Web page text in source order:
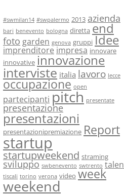
#swmilan14 #swpalermo 2013 azienda
bari benevento bologna diretta end
foto garden genova gruppi Idee
imprenditore impresa innovare
innovative innovazione
interviste italia lavoro lecce
occupazione open
partecipanti pitch presentate
presentazione
presentazioni
presentazionipremiazione Report
startup
startupweekend straming
sviluppo swbenevento swtrento
tiscali torino verona video week
weekend